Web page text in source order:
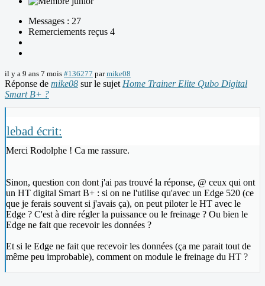
Messages : 27
Remerciements reçus 4
il y a 9 ans 7 mois #136277 parmike08
Réponse de mike08 sur le sujet Home Trainer Elite Qubo Digital
Smart B+ ?
lebad écrit:
Merci Rodolphe ! Ca me rassure.
Sinon, question con dont j'ai pas trouvé la réponse, @ ceux qui ont
un HT digital Smart B+ : si on ne l'utilise qu'avec un Edge 520 (ce
que je ferais souvent si j'avais ça), on peut piloter le HT avec le
Edge ? C'est à dire régler la puissance ou le freinage ? Ou bien le
Edge ne fait que recevoir les données ?
Et si le Edge ne fait que recevoir les données (ça me parait tout de
même peu improbable), comment on module le freinage du HT ?